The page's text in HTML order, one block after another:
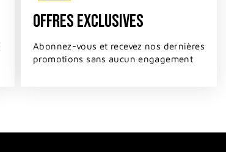
OFFRES EXCLUSIVES
Abonnez-vous et recevez nos dernières
promotions sans aucun engagement